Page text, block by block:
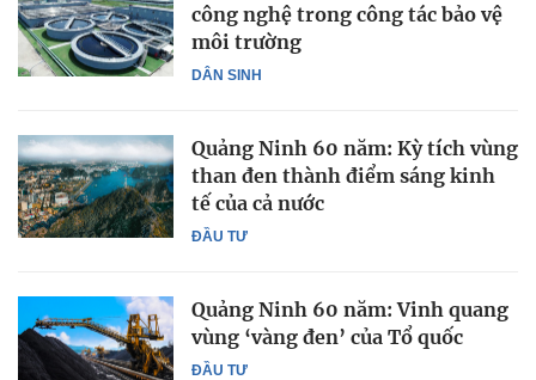
DÂN SINH
công nghệ trong công tác bảo vệ
môi trường
ĐẦU TƯ
Quảng Ninh 60 năm: Kỳ tích vùng
than đen thành điểm sáng kinh
tế của cả nước
ĐẦU TƯ
Quảng Ninh 60 năm: Vinh quang
vùng ‘vàng đen’ của Tổ quốc